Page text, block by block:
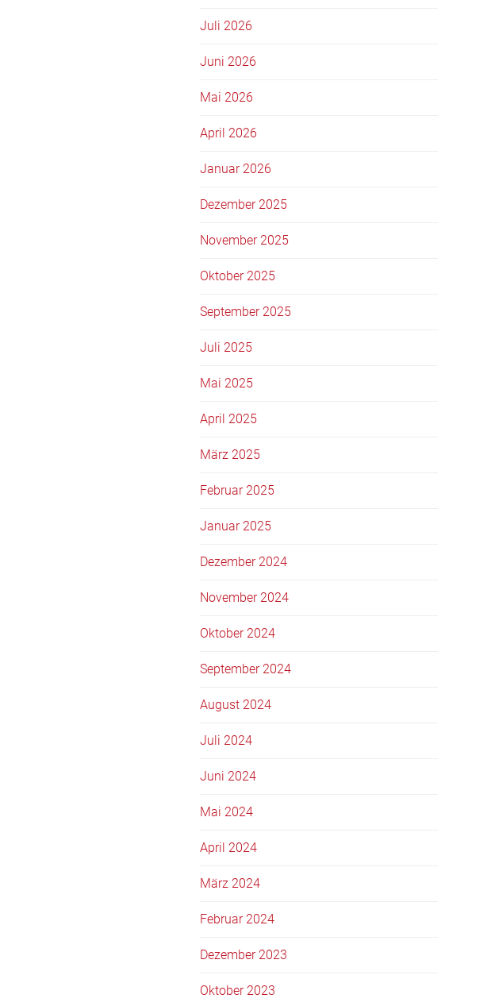
Juli 2026
Juni 2026
Mai 2026
April 2026
Januar 2026
Dezember 2025
November 2025
Oktober 2025
September 2025
Juli 2025
Mai 2025
April 2025
März 2025
Februar 2025
Januar 2025
Dezember 2024
November 2024
Oktober 2024
September 2024
August 2024
Juli 2024
Juni 2024
Mai 2024
April 2024
März 2024
Februar 2024
Dezember 2023
Oktober 2023